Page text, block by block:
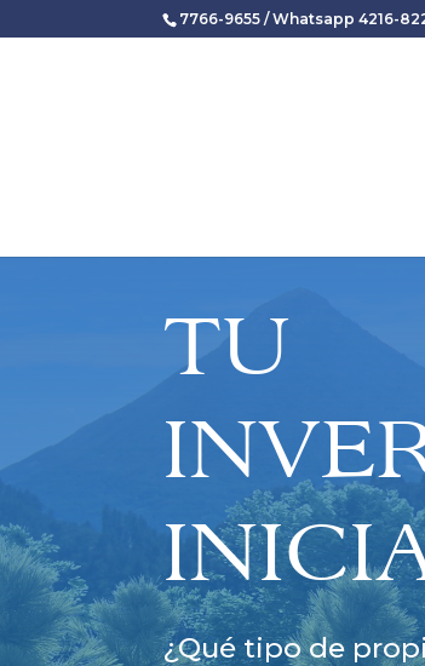
7766-9655 / Whatsapp 4216-
TU
¿Qué tipo de